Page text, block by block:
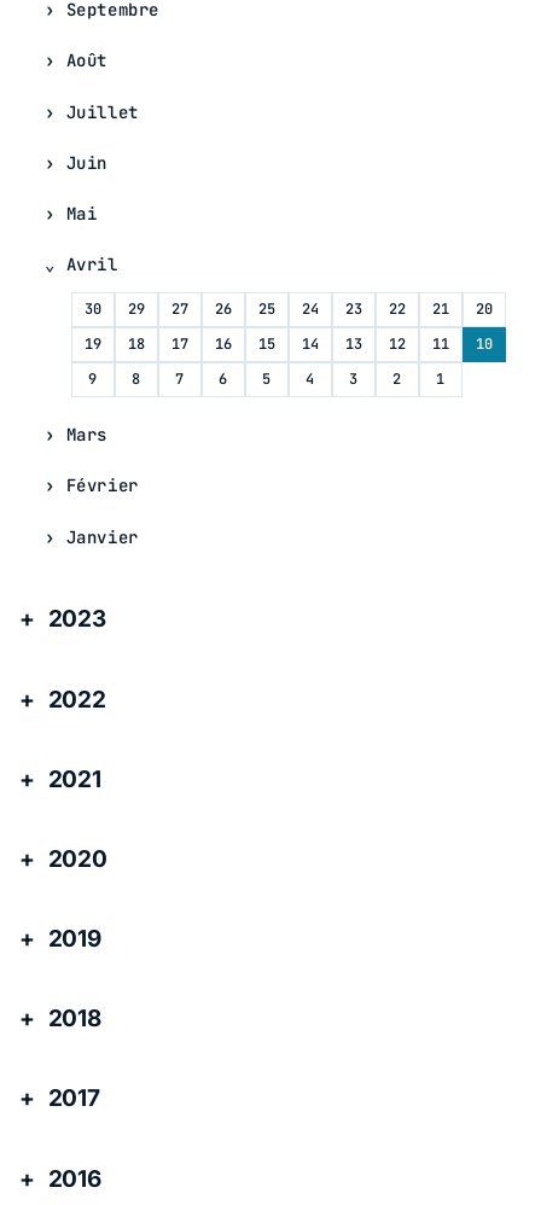
Septembre
Août
Juillet
Juin
Mai
Avril
30 29 27 26 25 24 23 22 21
20
19
18 17 16 15 14 13 12 11
10
9
8 7 6 5 4 3 2 1
Mars
Février
Janvier
2023
2022
2021
2020
2019
2018
2017
2016